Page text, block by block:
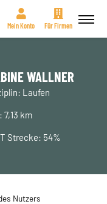
Mein Konto Für Firmen
WALLNER
Laufen
km
Strecke: 54%
Nutzers